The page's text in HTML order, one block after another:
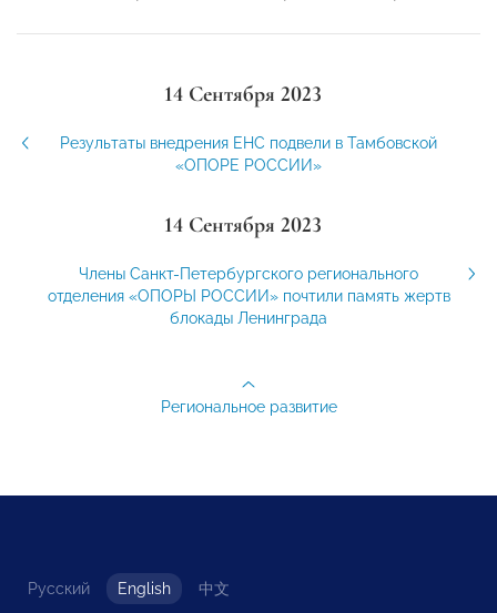
14 Сентября 2023
Результаты внедрения ЕНС подвели в Тамбовской
«ОПОРЕ РОССИИ»
14 Сентября 2023
Члены Санкт-Петербургского регионального
отделения «ОПОРЫ РОССИИ» почтили память жертв
блокады Ленинграда
Региональное развитие
Русский English 中文